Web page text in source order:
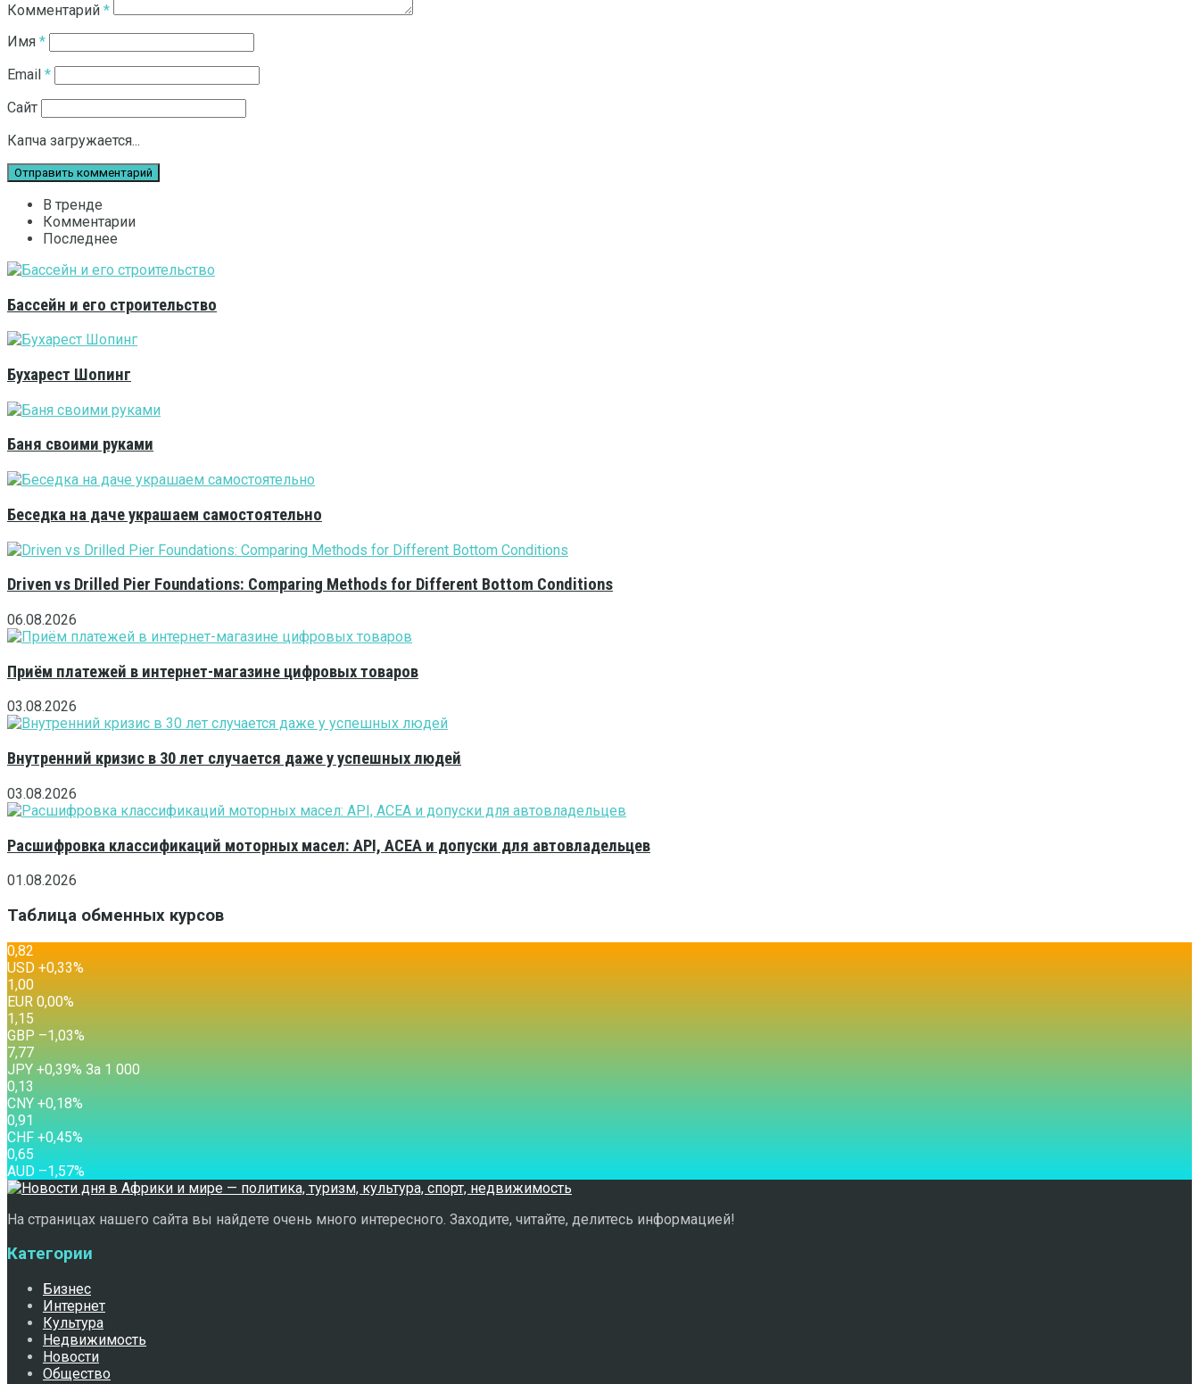
Комментарий *
Имя *
Email *
Сайт
Капча загружается...
В тренде
Комментарии
Последнее
Бассейн и его строительство
Бухарест Шопинг
Баня своими руками
Беседка на даче украшаем самостоятельно
Driven vs Drilled Pier Foundations: Comparing Methods for Different Bottom Conditions
06.08.2026
Приём платежей в интернет-магазине цифровых товаров
03.08.2026
Внутренний кризис в 30 лет случается даже у успешных людей
03.08.2026
Расшифровка классификаций моторных масел: API, ACEA и допуски для автовладельцев
01.08.2026
Таблица обменных курсов
0,82
USD +0,33%
1,00
EUR 0,00%
1,15
GBP –1,03%
7,77
JPY +0,39% За 1 000
0,13
CNY +0,18%
0,91
CHF +0,45%
0,65
AUD –1,57%
На страницах нашего сайта вы найдете очень много интересного. Заходите, читайте, делитесь информацией!
Категории
Бизнес
Интернет
Культура
Недвижимость
Новости
Общество